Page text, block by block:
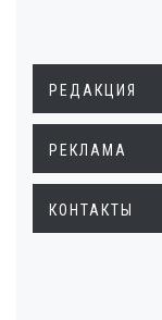
РЕДАКЦИЯ
РЕКЛАМА
КОНТАКТЫ